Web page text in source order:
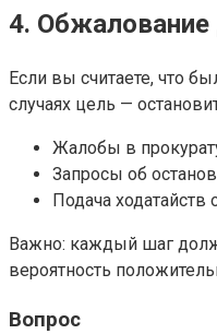
4. Обжалование
Если вы считаете, что
случаях цель —
Жалобы в
Запросы об
Подача
Важно: каждый шаг
вероятность
Вопрос